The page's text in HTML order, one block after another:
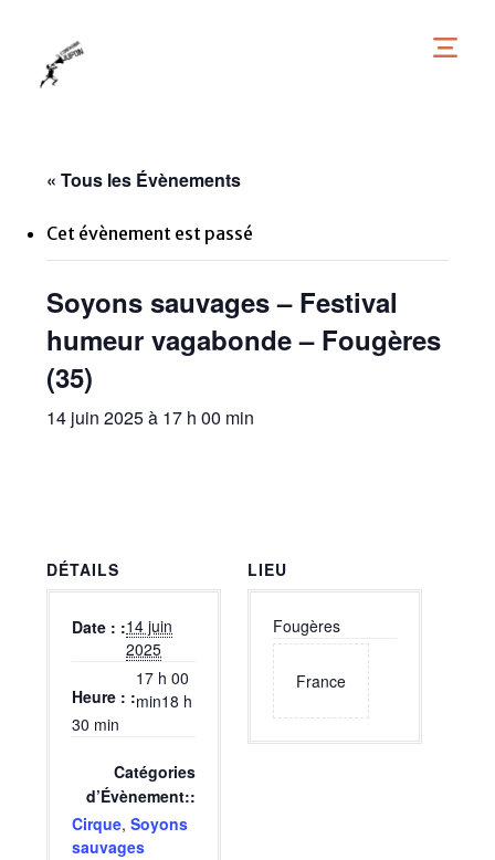
« Tous les Évènements
Cet évènement est passé
Soyons sauvages – Festival
humeur vagabonde – Fougères
(35)
14 juin 2025 à 17 h 00 min
DÉTAILS
Date : 14 juin
2025
Heure :
17 h 00
min18 h
30 min
Catégories
d’Évènement:
Cirque,Soyons
sauvages
LIEU
Fougères
France